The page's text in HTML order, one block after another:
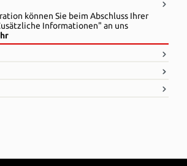
können Sie beim Abschluss Ihrer
Informationen" an uns